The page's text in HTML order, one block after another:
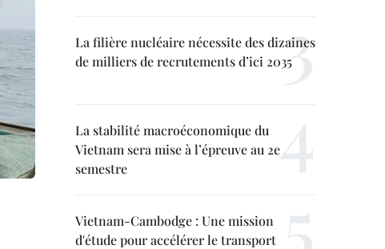
La filière nucléaire nécessite des dizaines
de milliers de recrutements d’ici 2035
La stabilité macroéconomique du
Vietnam sera mise à l’épreuve au 2e
semestre
Vietnam-Cambodge : Une mission
d'étude pour accélérer le transport